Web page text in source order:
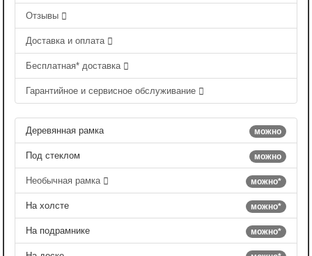
Отзывы
Доставка и оплата
Бесплатная* доставка
Гарантийное и сервисное обслуживание
можно
Деревянная рамка
можно
Под стеклом
можно*
Необычная рамка
можно*
На холсте
можно*
На подрамнике